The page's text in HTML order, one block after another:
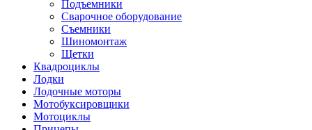
Подъемники
Сварочное оборудование
Съемники
Шиномонтаж
Щетки
Квадроциклы
Лодки
Лодочные моторы
Мотобуксировщики
Мотоциклы